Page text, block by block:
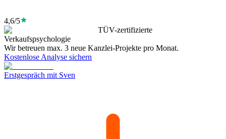
4,6/5
TÜV-zertifizierte
Verkaufspsychologie
Wir betreuen max. 3 neue Kanzlei-Projekte pro Monat.
Kostenlose Analyse sichern
Erstgespräch mit Sven